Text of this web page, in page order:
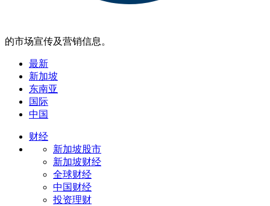
的市场宣传及营销信息。
最新
新加坡
东南亚
国际
中国
财经
新加坡股市
新加坡财经
全球财经
中国财经
投资理财